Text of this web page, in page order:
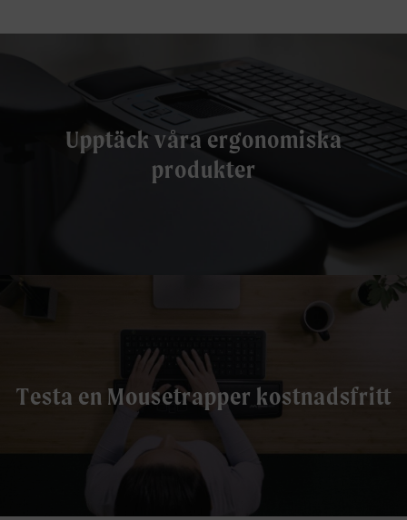
Upptäck våra ergonomiska
produkter
Testa en Mousetrapper kostnadsfritt